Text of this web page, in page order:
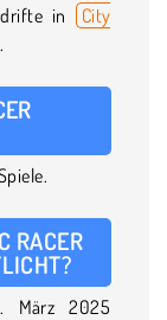
in
City
RACER
März 2025